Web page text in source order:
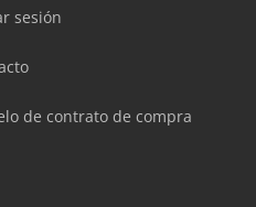
sesión
de contrato de compra